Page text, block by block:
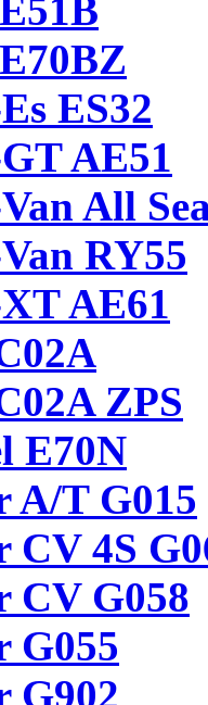
ES32
AE51
All
RY55
AE61
ZPS
E70N
A/T G015
CV 4S
CV G058
G055
G902